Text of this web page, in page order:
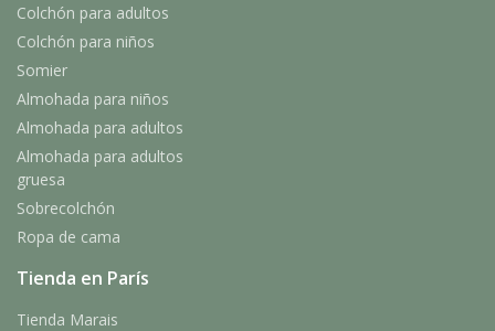
Colchón para adultos
Colchón para niños
Somier
Almohada para niños
Almohada para adultos
Almohada para adultos
gruesa
Sobrecolchón
Ropa de cama
Tienda en París
Tienda Marais